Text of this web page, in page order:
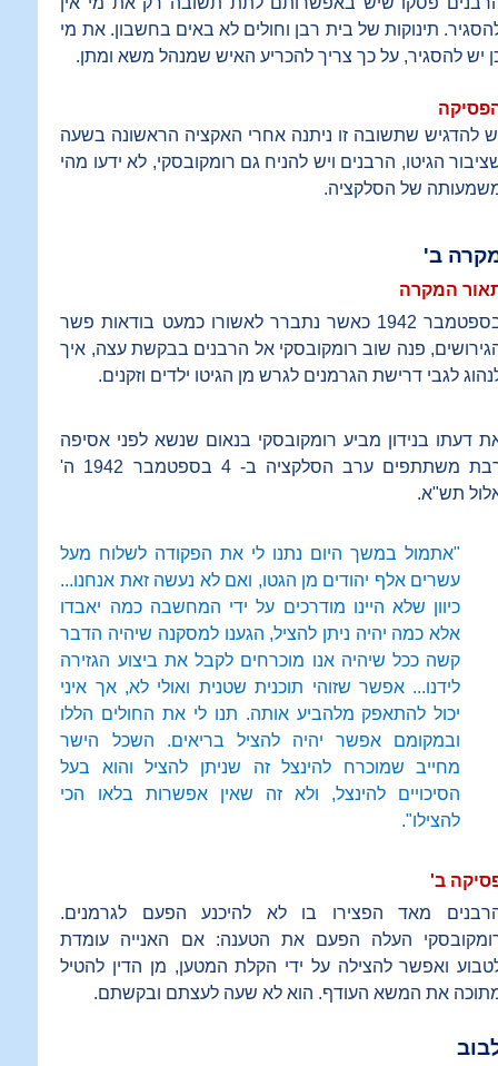
תינוקות של בית רבן וחולים לא באים בחשבון. את מי
יש להסגיר, על כך צריך להכריע האיש שמנהל משא ומתן.
להדגיש שתשובה זו ניתנה אחרי האקציה הראשונה בשעה
הגיטו, הרבנים ויש להניח גם רומקובסקי, לא ידעו מהי
של הסלקציה.
ב'
המקרה
בספטמבר 1942 כאשר נתברר לאשורו כמעט בודאות פשר
פנה שוב רומקובסקי אל הרבנים בבקשת עצה, איך
לגבי דרישת הגרמנים לגרש מן הגיטו ילדים וזקנים.
דעתו בנידון מביע רומקובסקי בנאום שנשא לפני אסיפה
רבת משתתפים ערב הסלקציה ב- 4 בספטמבר 1942 ה'
תש"א.
"אתמול במשך היום נתנו לי את הפקודה לשלוח מעל
עשרים אלף יהודים מן הגטו, ואם לא נעשה זאת אנחנו...
כיוון שלא היינו מודרכים על ידי המחשבה כמה יאבדו
אלא כמה יהיה ניתן להציל, הגענו למסקנה שיהיה הדבר
קשה ככל שיהיה אנו מוכרחים לקבל את ביצוע הגזירה
לידנו... אפשר שזוהי תוכנית שטנית ואולי לא, אך איני
יכול להתאפק מלהביע אותה. תנו לי את החולים הללו
ובמקומם אפשר יהיה להציל בריאים. השכל הישר
מחייב שמוכרח להינצל זה שניתן להציל והוא בעל
הסיכויים להינצל, ולא זה שאין אפשרות בלאו הכי
להצילו".
ב'
מאד הפצירו בו לא להיכנע הפעם לגרמנים.
העלה הפעם את הטענה: אם האנייה עומדת
ואפשר להצילה על ידי הקלת המטען, מן הדין להטיל
את המשא העודף. הוא לא שעה לעצתם ובקשתם.